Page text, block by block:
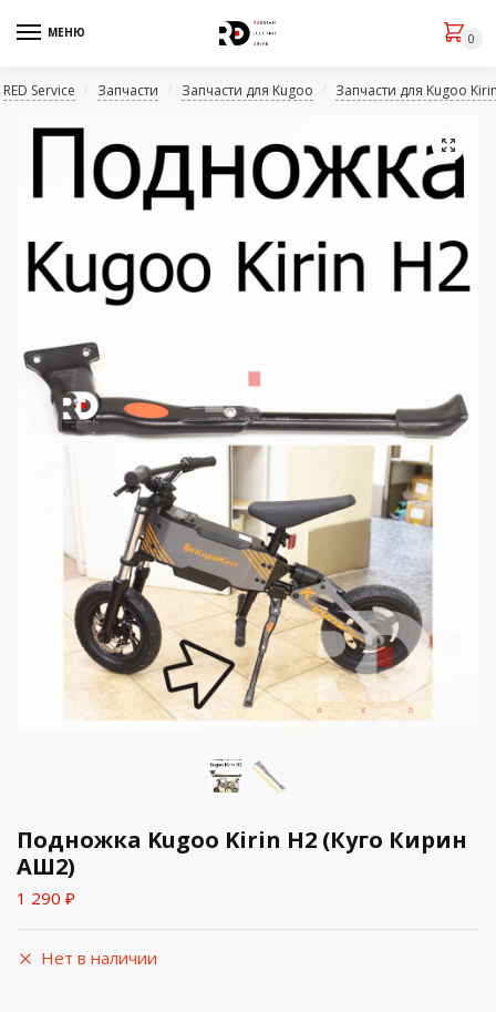
МЕНЮ 0
RED Service / Запчасти / Запчасти для Kugoo / Запчасти для Kugoo
🔍
Подножка Kugoo Kirin H2 (Куго Кирин
АШ2)
1 290 ₽
Нет в наличии